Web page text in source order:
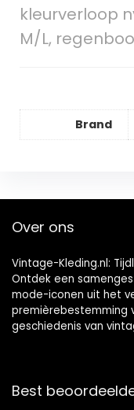
kleurverloop
M/L,
Brand
Over ons
Vintage-Kleding.nl:
Ontdek een
mode-iconen uit het
premièrebestemming
geschiedenis van
Best